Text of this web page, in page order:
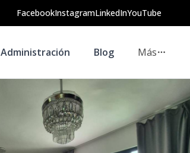
FacebookInstagramLinkedInYouTube
Administración Blog Más